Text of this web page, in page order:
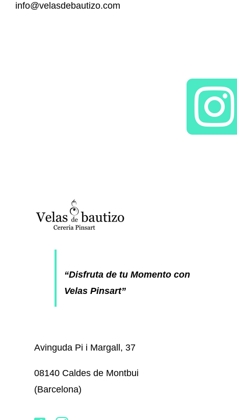
info@velasdebautizo.com
“Disfruta de tu Momento con
Velas Pinsart”
Avinguda Pi i Margall, 37
08140 Caldes de Montbui
(Barcelona)